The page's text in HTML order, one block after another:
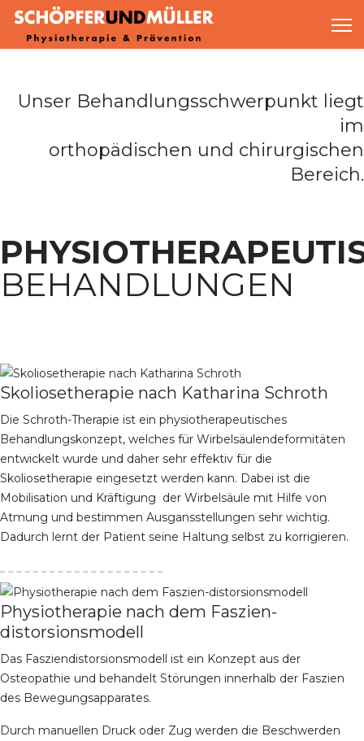
Unser Behandlungsschwerpunkt liegt
im
orthopädischen und chirurgischen
Bereich.
BEHANDLUNGEN
Skoliosetherapie nach Katharina Schroth
Die Schroth-Therapie ist ein physiotherapeutisches
Behandlungskonzept, welches für Wirbelsäulendeformitäten
entwickelt wurde und daher sehr effektiv für die
Skoliosetherapie eingesetzt werden kann. Dabei ist die
Mobilisation und Kräftigung der Wirbelsäule mit Hilfe von
Atmung und bestimmen Ausgansstellungen sehr wichtig.
Dadurch lernt der Patient seine Haltung selbst zu korrigieren.
Physiotherapie nach dem Faszien-
distorsionsmodell
Das Fasziendistorsionsmodell ist ein Konzept aus der
Osteopathie und behandelt Störungen innerhalb der Faszien
des Bewegungsapparates.
Durch manuellen Druck oder Zug werden die Beschwerden